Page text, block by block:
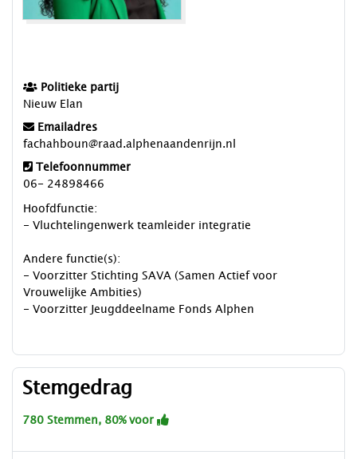
Politieke partij
Nieuw Elan
Emailadres
fachahboun@raad.alphenaandenrijn.nl
Telefoonnummer
06- 24898466
Hoofdfunctie:
- Vluchtelingenwerk teamleider integratie
Andere functie(s):
- Voorzitter Stichting SAVA (Samen Actief voor
Vrouwelijke Ambities)
- Voorzitter Jeugddeelname Fonds Alphen
Stemgedrag
780 Stemmen, 80% voor